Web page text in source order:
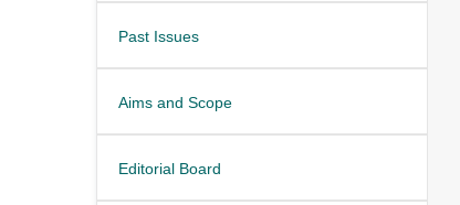
Past Issues
Aims and Scope
Editorial Board